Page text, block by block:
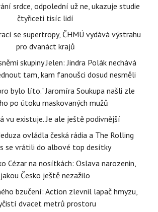
srdce, odpolední už ne, ukazuje studie
čtyřiceti tisíc lidí
se supertropy, ČHMÚ vydává výstrahu
pro dvanáct krajů
skupiny Jelen: Jindra Polák nechává
tam, kam fanoušci dosud nesměli
bylo líto." Jaromíra Soukupa našli zle
po útoku maskovaných mužů
vu existuje. Je ale ještě podivnější
ovládla česká rádia a The Rolling
se vrátili do albové top desítky
Cézar na nosítkách: Oslava narozenin,
jakou Česko ještě nezažilo
bzučení: Action zlevnil lapač hmyzu,
dvacet metrů prostoru